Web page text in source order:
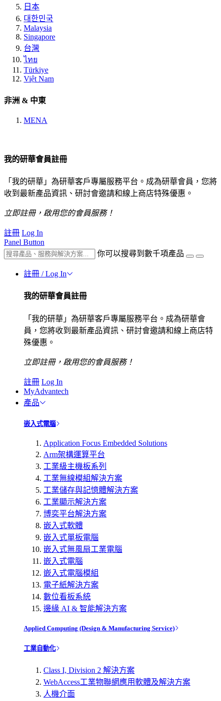
日本
대한민국
Malaysia
Singapore
台灣
ไทย
Türkiye
Việt Nam
非洲 & 中東
MENA
我的研華會員註冊
「我的研華」為研華客戶專屬服務平台。成為研華會員，您將
收到最新產品資訊、研討會邀請和線上商店特殊優惠。
立即註冊，啟用您的會員服務！
註冊 Log In
Panel Button
你可以搜尋到數千項產品
註冊 / Log In
我的研華會員註冊
「我的研華」為研華客戶專屬服務平台。成為研華會
員，您將收到最新產品資訊、研討會邀請和線上商店特
殊優惠。
立即註冊，啟用您的會員服務！
註冊 Log In
MyAdvantech
產品
嵌入式電腦
Application Focus Embedded Solutions
Arm架構運算平台
工業級主機板系列
工業無線模組解決方案
工業儲存與記憶體解決方案
工業顯示解決方案
博奕平台解決方案
嵌入式軟體
嵌入式單板電腦
嵌入式無風扇工業電腦
嵌入式電腦
嵌入式電腦模組
電子紙解決方案
數位看板系統
邊緣 AI & 智能解決方案
Applied Computing (Design & Manufacturing Service)
工業自動化
Class I, Division 2 解決方案
WebAccess工業物聯網應用軟體及解決方案
人機介面